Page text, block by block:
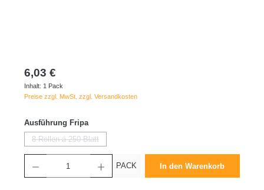
6,03 €
Inhalt: 1 Pack
Preise zzgl. MwSt. zzgl. Versandkosten
Ausführung Fripaauswählen
8 Rollen á 250 Blatt
(Diese Option ist zurzeit nicht verfügbar.)
PACK In den Warenkorb